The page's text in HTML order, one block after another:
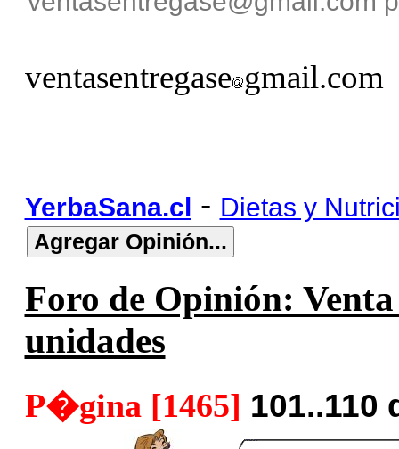
ventasentregase gmail.com
YerbaSana.cl - Dietas y
Foro de Opinión:
unidades
P�gina [1465] 101..110